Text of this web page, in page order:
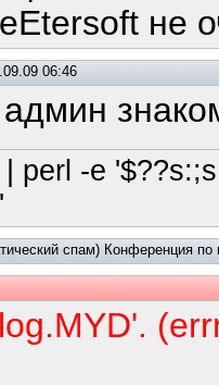
не
06:46
perl -e
спам) Конференция по